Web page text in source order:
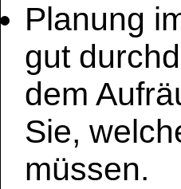
Planung
gut
dem
Sie,
müssen.